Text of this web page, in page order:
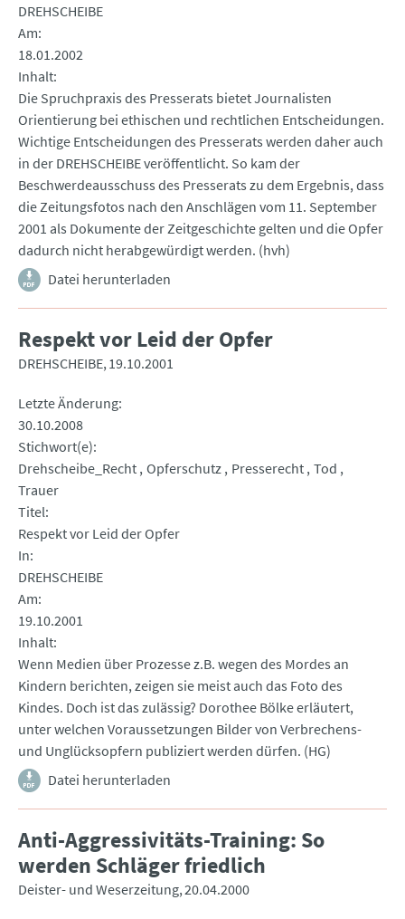
DREHSCHEIBE
Am
18.01.2002
Inhalt
Die Spruchpraxis des Presserats bietet Journalisten
Orientierung bei ethischen und rechtlichen Entscheidungen.
Wichtige Entscheidungen des Presserats werden daher auch
in der DREHSCHEIBE veröffentlicht. So kam der
Beschwerdeausschuss des Presserats zu dem Ergebnis, dass
die Zeitungsfotos nach den Anschlägen vom 11. September
2001 als Dokumente der Zeitgeschichte gelten und die Opfer
dadurch nicht herabgewürdigt werden. (hvh)
Datei herunterladen
Respekt vor Leid der Opfer
DREHSCHEIBE 19.10.2001
Letzte Änderung
30.10.2008
Stichwort(e)
Drehscheibe_Recht Opferschutz Presserecht Tod
Trauer
Titel
Respekt vor Leid der Opfer
In
DREHSCHEIBE
Am
19.10.2001
Inhalt
Wenn Medien über Prozesse z.B. wegen des Mordes an
Kindern berichten, zeigen sie meist auch das Foto des
Kindes. Doch ist das zulässig? Dorothee Bölke erläutert,
unter welchen Voraussetzungen Bilder von Verbrechens-
und Unglücksopfern publiziert werden dürfen. (HG)
Datei herunterladen
Anti-Aggressivitäts-Training: So
werden Schläger friedlich
Deister- und Weserzeitung 20.04.2000